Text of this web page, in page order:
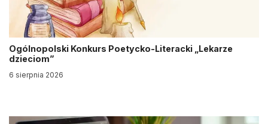
Ogólnopolski Konkurs Poetycko-Literacki „Lekarze
dzieciom”
6 sierpnia 2026